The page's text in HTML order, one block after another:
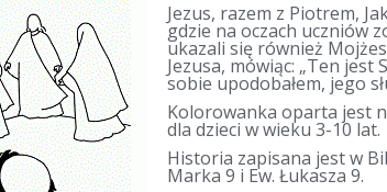
Jezus, razem z Piotrem,
gdzie na oczach uczniów
ukazali się również
Jezusa, mówiąc: „Ten jest
sobie upodobałem, jego
Kolorowanka oparta jest
dla dzieci w wieku 3-10 lat.
Historia zapisana jest w
Marka 9 i Ew. Łukasza 9.